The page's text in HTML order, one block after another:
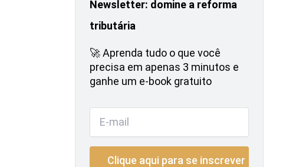
Newsletter: domine a reforma
tributária
🚀 Aprenda tudo o que você
precisa em apenas 3 minutos e
ganhe um e-book gratuito